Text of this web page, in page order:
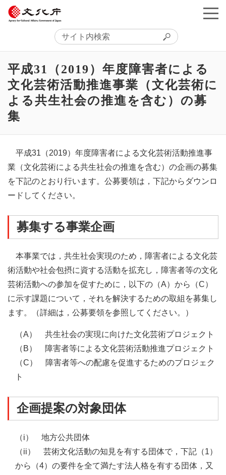
平成31（2019）年度障害者による
文化芸術活動推進事業（文化芸術に
よる共生社会の推進を含む）の募
集
平成31（2019）年度障害者による文化芸術活動推進事
業（文化芸術による共生社会の推進を含む）の企画の募集
を下記のとおり行います。公募要領は，下記からダウンロ
ードしてください。
募集する事業企画
本事業では，共生社会実現のため，障害者による文化芸
術活動や社会包摂に資する活動を拡充し，障害者等の文化
芸術活動への参加を促すために，以下の（A）から（C）
に示す課題について，それを解決するための取組を募集し
ます。（詳細は，公募要領を参照してください。）
（A）
共生社会の実現に向けた文化芸術プロジェクト
（B）
障害者等による文化芸術活動推進プロジェクト
（C）
障害者等への配慮を促進するためのプロジェク
ト
企画提案の対象団体
（i）
地方公共団体
（ii）
芸術文化活動の知見を有する団体で，下記（1）
から（4）の要件を全て満たす法人格を有する団体，又